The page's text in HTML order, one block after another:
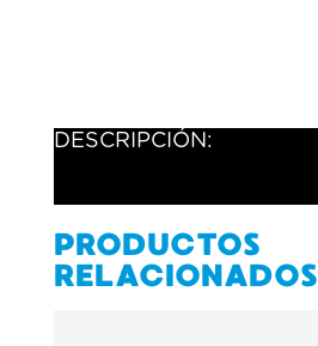
DESCRIPCIÓN:
PRODUCTOS
RELACIONADOS